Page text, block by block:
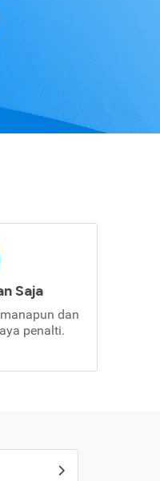
Saja
dan
penalti.